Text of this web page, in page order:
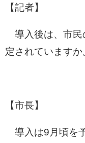
【記者】
導入後は、市民
定されていますか
【市長】
導入は9月頃を